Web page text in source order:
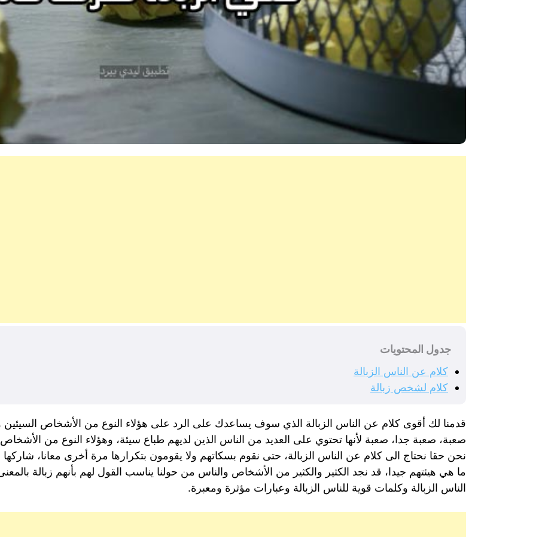
جدول المحتويات
كلام عن الناس الزبالة
كلام لشخص زبالة
قدمنا لك أقوى كلام عن الناس الزبالة الذي سوف يساعدك على الرد على هؤلاء النوع من الأشخاص السيئين
صعبة، صعبة جدا، صعبة لأنها تحتوي على العديد من الناس الذين لديهم طباع سيئة، وهؤلاء النوع من
نحن حقا نحتاج الى كلام عن الناس الزبالة، حتى نقوم بسكاتهم ولا يقومون بتكرارها مرة أخرى معانا،
ما هي هيئتهم جيدا، قد نجد الكثير والكثير من الأشخاص والناس من حولنا يناسب القول لهم بأنهم زبالة
الناس الزبالة وكلمات قوية للناس الزبالة وعبارات مؤثرة ومعبرة.